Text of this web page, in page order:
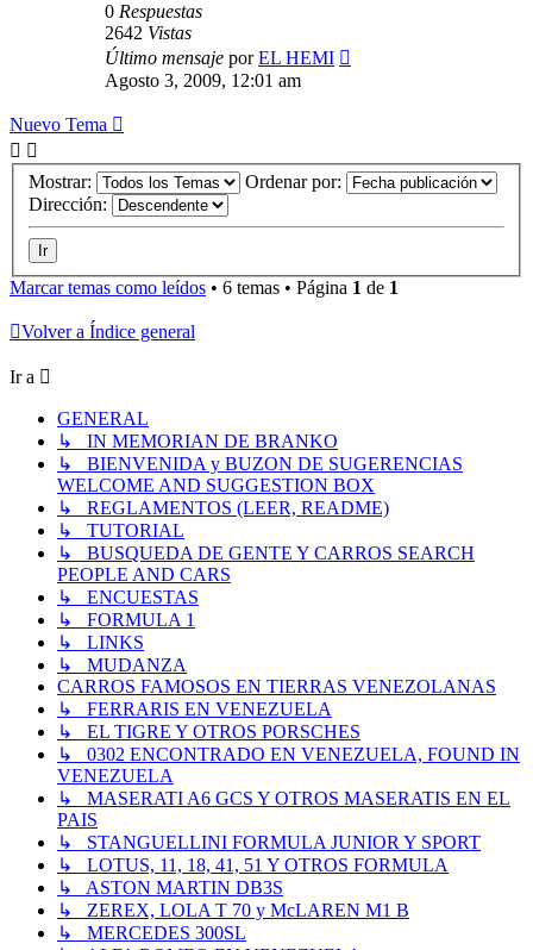
0 Respuestas
2642 Vistas
Último mensaje porEL HEMI
Agosto 3, 2009, 12:01 am
Nuevo Tema
Mostrar:
Ordenar por:
Dirección:
Marcar temas como leídos • 6 temas • Página 1 de 1
Volver a Índice general
Ir a
GENERAL
↳ IN MEMORIAN DE BRANKO
↳ BIENVENIDA y BUZON DE SUGERENCIAS
WELCOME AND SUGGESTION BOX
↳ REGLAMENTOS (LEER, README)
↳ TUTORIAL
↳ BUSQUEDA DE GENTE Y CARROS SEARCH
PEOPLE AND CARS
↳ ENCUESTAS
↳ FORMULA 1
↳ LINKS
↳ MUDANZA
CARROS FAMOSOS EN TIERRAS VENEZOLANAS
↳ FERRARIS EN VENEZUELA
↳ EL TIGRE Y OTROS PORSCHES
↳ 0302 ENCONTRADO EN VENEZUELA, FOUND IN
VENEZUELA
↳ MASERATI A6 GCS Y OTROS MASERATIS EN EL
PAIS
↳ STANGUELLINI FORMULA JUNIOR Y SPORT
↳ LOTUS, 11, 18, 41, 51 Y OTROS FORMULA
↳ ASTON MARTIN DB3S
↳ ZEREX, LOLA T 70 y McLAREN M1 B
↳ MERCEDES 300SL